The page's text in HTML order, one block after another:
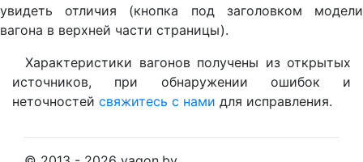
увидеть отличия (кнопка под заголовком модели
вагона в верхней части страницы).
Характеристики вагонов получены из открытых
источников, при обнаружении ошибок и
неточностей свяжитесь с нами для исправления.